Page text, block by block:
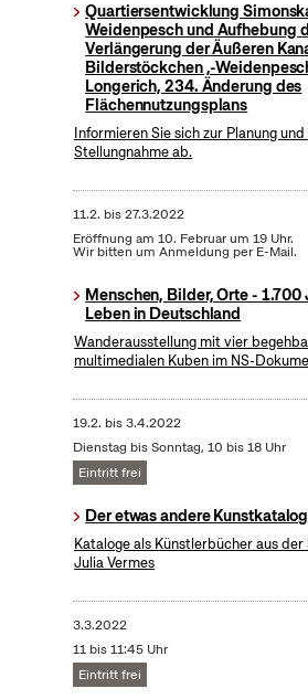
Quartiersentwicklung
Weidenpesch und Aufhebung
Verlängerung der Äußeren
Bilderstöckchen ,-
Longerich, 234. Änderung des
Flächennutzungsplans
Informieren Sie sich zur Planung
Stellungnahme ab.
11.2. bis27.3.2022
Eröffnung am 10. Februar um 19 Uhr.
Wir bitten um Anmeldung per E-Mail.
Menschen, Bilder, Orte - 1.700
Leben in Deutschland
Wanderausstellung mit vier
multimedialen Kuben im NS-
19.2. bis3.4.2022
Dienstag bis Sonntag, 10 bis 18 Uhr
Eintritt frei
Der etwas andere Kunstkatalog
Kataloge als Künstlerbücher aus der
Julia Vermes
3.3.2022
11 bis 11:45 Uhr
Eintritt frei